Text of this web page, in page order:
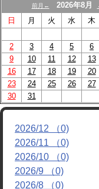
前月← 2026年8月
日 月 火 水 木
2
3 4 5 6
9
10 11 12 13
16
17 18 19 20
23
24 25 26 27
30
31
2026/12 （0)
2026/11 （0)
2026/10 （0)
2026/9 （0)
2026/8 （0)